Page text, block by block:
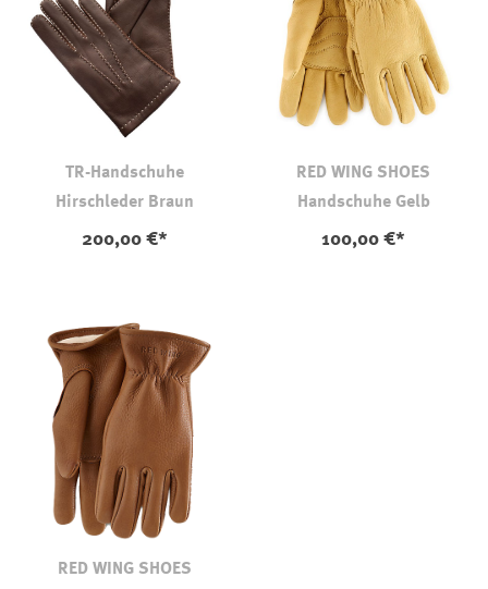
TR-Handschuhe
Hirschleder Braun
200,00 €*
RED WING SHOES
Handschuhe Gelb
100,00 €*
RED WING SHOES